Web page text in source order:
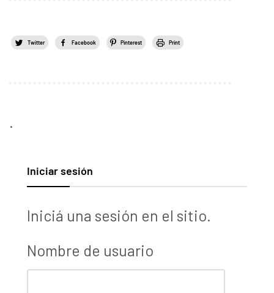
Twitter Facebook Pinterest Print
.
Iniciar sesión
Iniciá una sesión en el sitio.
Nombre de usuario